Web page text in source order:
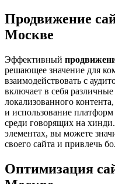
Продвижение
Москве
Эффективный
решающее значение для
взаимодействовать с
включает в себя
локализованного
и использование
среди говорящих на
элементах, вы можете
своего сайта и привлечь
Оптимизация